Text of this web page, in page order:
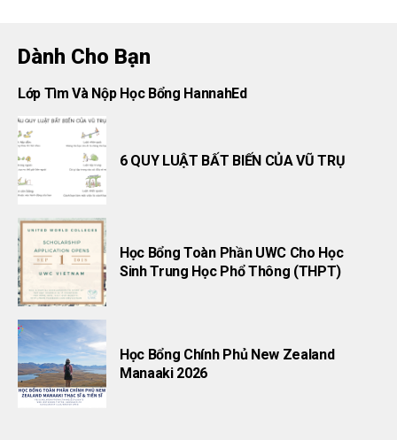
Dành Cho Bạn
Lớp Tìm Và Nộp Học Bổng HannahEd
6 QUY LUẬT BẤT BIẾN CỦA VŨ TRỤ
Học Bổng Toàn Phần UWC Cho Học
Sinh Trung Học Phổ Thông (THPT)
Học Bổng Chính Phủ New Zealand
Manaaki 2026